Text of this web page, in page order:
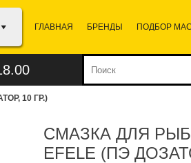
ГЛАВНАЯ БРЕНДЫ ПОДБОР
10 ГР.)
СМАЗКА ДЛЯ
EFELE (ПЭ